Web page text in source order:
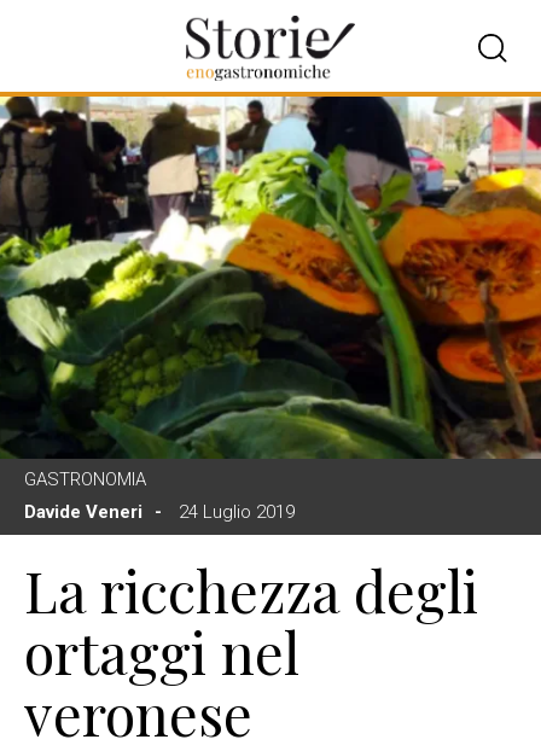
GASTRONOMIA
Davide Veneri
24 Luglio 2019
La ricchezza degli
ortaggi nel
veronese